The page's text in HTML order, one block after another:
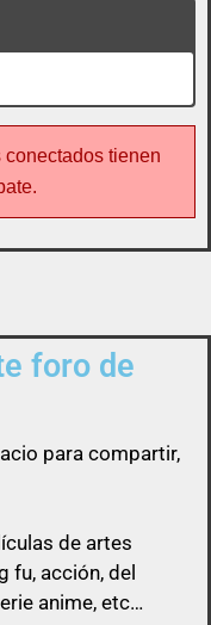
cualquier
los posts a
conectados tienen
foro de
para compartir,
de artes
fu, acción, del
anime, etc…